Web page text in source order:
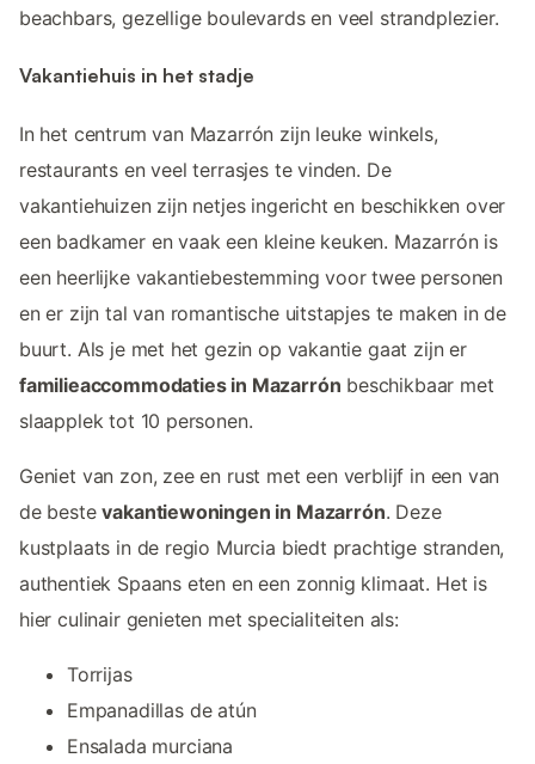
beachbars, gezellige boulevards en veel strandplezier.
Vakantiehuis in het stadje
In het centrum van Mazarrón zijn leuke winkels,
restaurants en veel terrasjes te vinden. De
vakantiehuizen zijn netjes ingericht en beschikken over
een badkamer en vaak een kleine keuken. Mazarrón is
een heerlijke vakantiebestemming voor twee personen
en er zijn tal van romantische uitstapjes te maken in de
buurt. Als je met het gezin op vakantie gaat zijn er
familieaccommodaties in Mazarrón beschikbaar met
slaapplek tot 10 personen.
Geniet van zon, zee en rust met een verblijf in een van
de bestevakantiewoningen in Mazarrón. Deze
kustplaats in de regio Murcia biedt prachtige stranden,
authentiek Spaans eten en een zonnig klimaat. Het is
hier culinair genieten met specialiteiten als:
Torrijas
Empanadillas de atún
Ensalada murciana